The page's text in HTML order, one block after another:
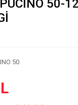
50-
50